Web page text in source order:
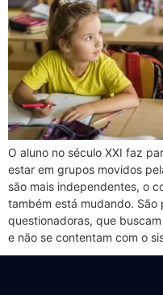
O aluno no século XXI faz
estar em grupos movidos
são mais independentes, o
também está mudando. São
questionadoras, que
e não se contentam com o